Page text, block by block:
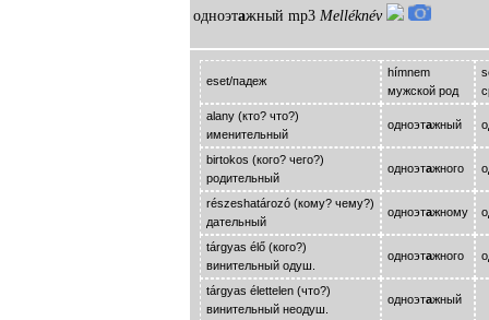
одноэтажный mp3 Melléknév
eset/падеж
hímnem
мужской род
alany (кто? что?)
именительный
одноэтажный
birtokos (кого? чего?)
родительный
одноэтажного
részeshatározó (кому? чему?)
дательный
одноэтажному
tárgyas élő (кого?)
винительный одуш.
одноэтажного
tárgyas élettelen (что?)
винительный неодуш.
одноэтажный